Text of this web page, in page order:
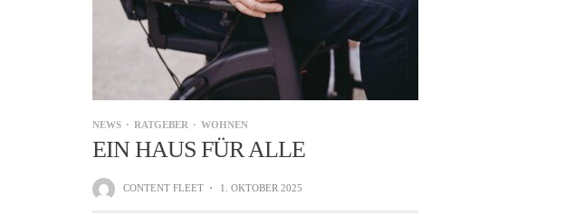
NEWS RATGEBER WOHNEN
EIN HAUS FÜR ALLE
CONTENT FLEET · 1. OKTOBER 2025